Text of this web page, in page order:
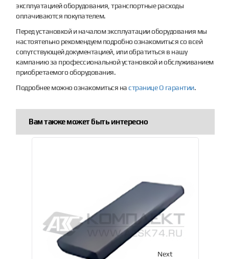
эксплуатацией оборудования, транспортные расходы
оплачиваются покупателем.
Перед установкой и началом эксплуатации оборудования мы
настоятельно рекомендуем подробно ознакомиться со всей
сопутствующей документацией, или обратиться в нашу
кампанию за профессиональной установкой и обслуживанием
приобретаемого оборудования.
Подробнее можно ознакомиться настранице О гарантии.
Вам также может быть интересно
Next